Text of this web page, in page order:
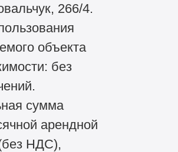
266/4.
объекта
без
сумма
арендной
НДС),